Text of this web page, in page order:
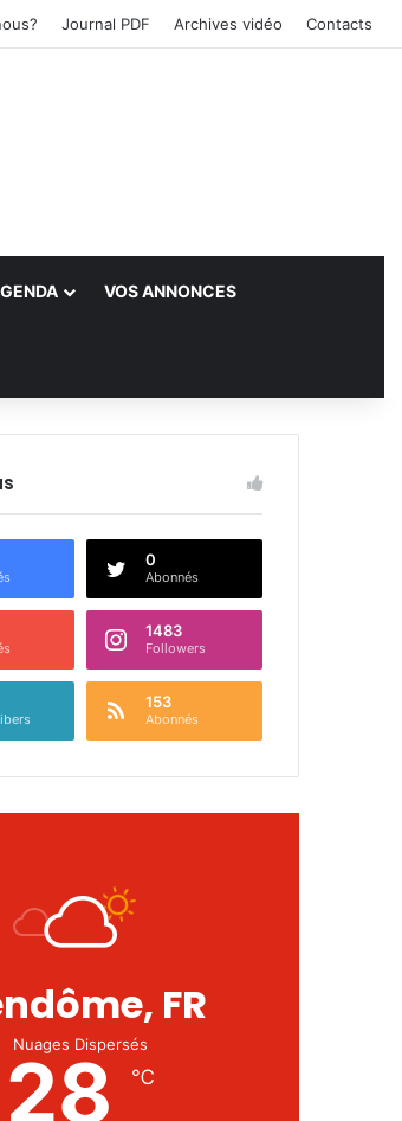
Journal PDF Archives vidéo Contacts
VOS ANNONCES
0
Abonnés
1483
Followers
153
Abonnés
FR
Nuages Dispersés
28 ℃